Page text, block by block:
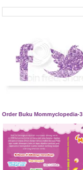
Order Buku Mommyclopedia-3